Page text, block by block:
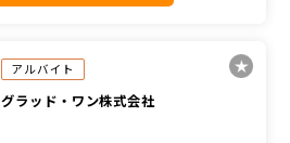
アルバイト
グラッド・ワン株式会社